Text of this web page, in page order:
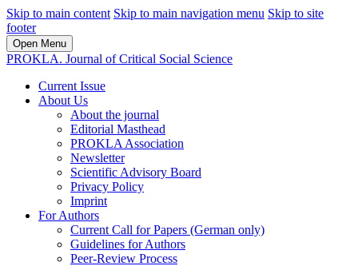
Skip to main content Skip to main navigation menu Skip to site
footer
Open Menu
PROKLA. Journal of Critical Social Science
Current Issue
About Us
About the journal
Editorial Masthead
PROKLA Association
Newsletter
Scientific Advisory Board
Privacy Policy
Imprint
For Authors
Current Call for Papers (German only)
Guidelines for Authors
Peer-Review Process